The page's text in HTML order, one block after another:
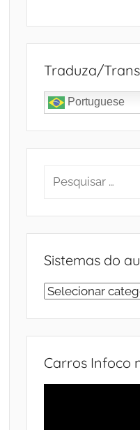
Traduza/
Portuguese
Pesquisar
Sistemas do
Sistemas
Carros Infoco